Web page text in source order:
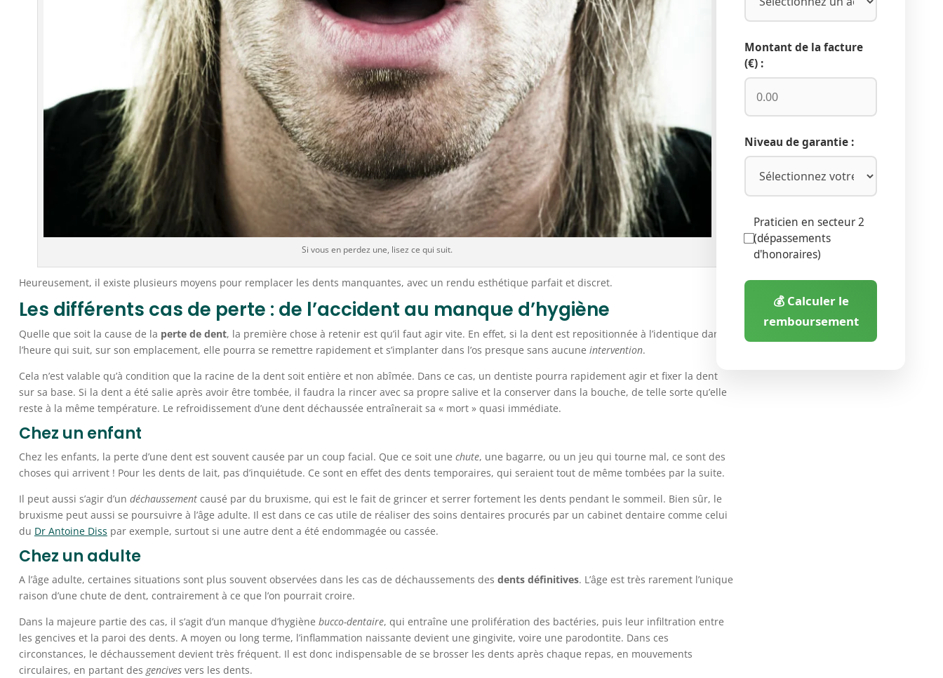
Si vous en perdez une, lisez ce qui suit.
Heureusement, il existe plusieurs moyens pour remplacer les dents manquantes, avec un rendu esthétique parfait et discret.
Les différents cas de perte : de l’accident au manque d’hygiène
Quelle que soit la cause de la perte de dent, la première chose à retenir est qu’il faut agir vite. En effet, si la dent est repositionnée à l’identique dans
l’heure qui suit, sur son emplacement, elle pourra se remettre rapidement et s’implanter dans l’os presque sans aucune intervention.
Cela n’est valable qu’à condition que la racine de la dent soit entière et non abîmée. Dans ce cas, un dentiste pourra rapidement agir et fixer la dent
sur sa base. Si la dent a été salie après avoir être tombée, il faudra la rincer avec sa propre salive et la conserver dans la bouche, de telle sorte qu’elle
reste à la même température. Le refroidissement d’une dent déchaussée entraînerait sa « mort » quasi immédiate.
Chez un enfant
Chez les enfants, la perte d’une dent est souvent causée par un coup facial. Que ce soit une chute, une bagarre, ou un jeu qui tourne mal, ce sont des
choses qui arrivent ! Pour les dents de lait, pas d’inquiétude. Ce sont en effet des dents temporaires, qui seraient tout de même tombées par la suite.
Il peut aussi s’agir d’un déchaussementcausé par du bruxisme, qui est le fait de grincer et serrer fortement les dents pendant le sommeil. Bien sûr, le
bruxisme peut aussi se poursuivre à l’âge adulte. Il est dans ce cas utile de réaliser des soins dentaires procurés par un cabinet dentaire comme celui
du Dr Antoine Diss par exemple, surtout si une autre dent a été endommagée ou cassée.
Chez un adulte
A l’âge adulte, certaines situations sont plus souvent observées dans les cas de déchaussements des dents définitives. L’âge est très rarement l’unique
raison d’une chute de dent, contrairement à ce que l’on pourrait croire.
Dans la majeure partie des cas, il s’agit d’un manque d’hygiène bucco-dentaire, qui entraîne une prolifération des bactéries, puis leur infiltration entre
les gencives et la paroi des dents. A moyen ou long terme, l’inflammation naissante devient une gingivite, voire une parodontite. Dans ces
circonstances, le déchaussement devient très fréquent. Il est donc indispensable de se brosser les dents après chaque repas, en mouvements
circulaires, en partant des gencivesvers les dents.
Montant de la facture
(€) :
Niveau de garantie :
Praticien en secteur 2
(dépassements
d'honoraires)
💰 Calculer le
remboursement